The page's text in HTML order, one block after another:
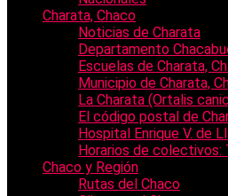
Charata, Chaco
Noticias de Charata
Departamento
Escuelas de Charata,
Municipio de Charata,
La Charata (Ortalis
El código postal de
Hospital Enrique V. de
Horarios de colectivos:
Chaco y Región
Rutas del Chaco